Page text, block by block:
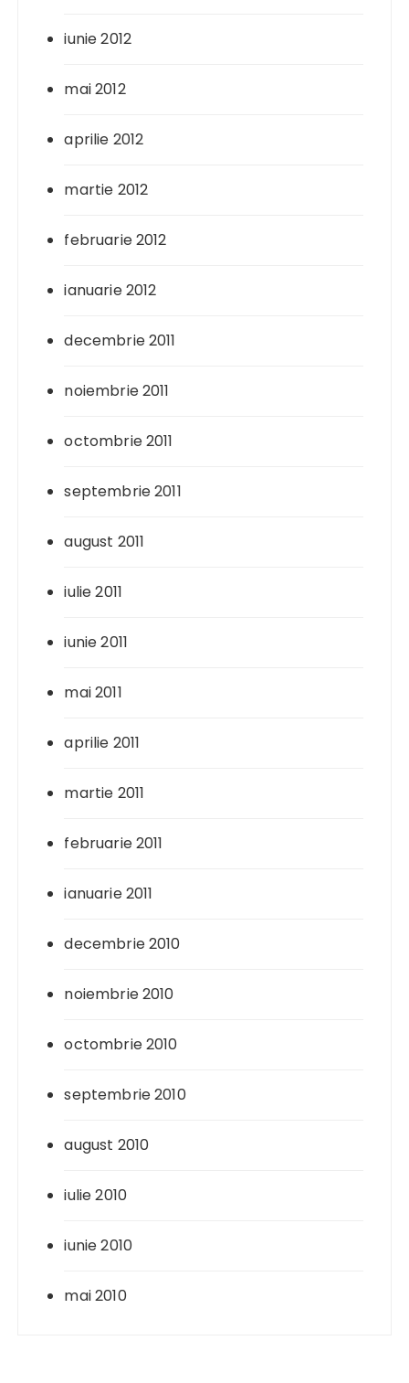
iunie 2012
mai 2012
aprilie 2012
martie 2012
februarie 2012
ianuarie 2012
decembrie 2011
noiembrie 2011
octombrie 2011
septembrie 2011
august 2011
iulie 2011
iunie 2011
mai 2011
aprilie 2011
martie 2011
februarie 2011
ianuarie 2011
decembrie 2010
noiembrie 2010
octombrie 2010
septembrie 2010
august 2010
iulie 2010
iunie 2010
mai 2010